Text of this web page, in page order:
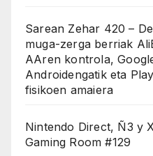
Sarean Zehar 420 –
muga-zerga berriak
AAren kontrola,
Androidengatik eta
fisikoen amaiera
Nintendo Direct, Ñ3 y
Gaming Room #129